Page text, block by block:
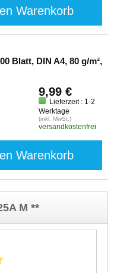
Warenkorb
Blatt, DIN A4, 80 g/m²,
9,99 €
Lieferzeit : 1-2
Werktage
(inkl. MwSt.)
versandkostenfrei
Warenkorb
M **